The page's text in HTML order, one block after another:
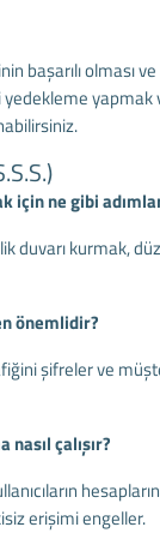
başarılı olması
yedekleme
ne gibi
duvarı kurmak,
önemlidir?
şifreler ve
çalışır?
erişimi engeller.